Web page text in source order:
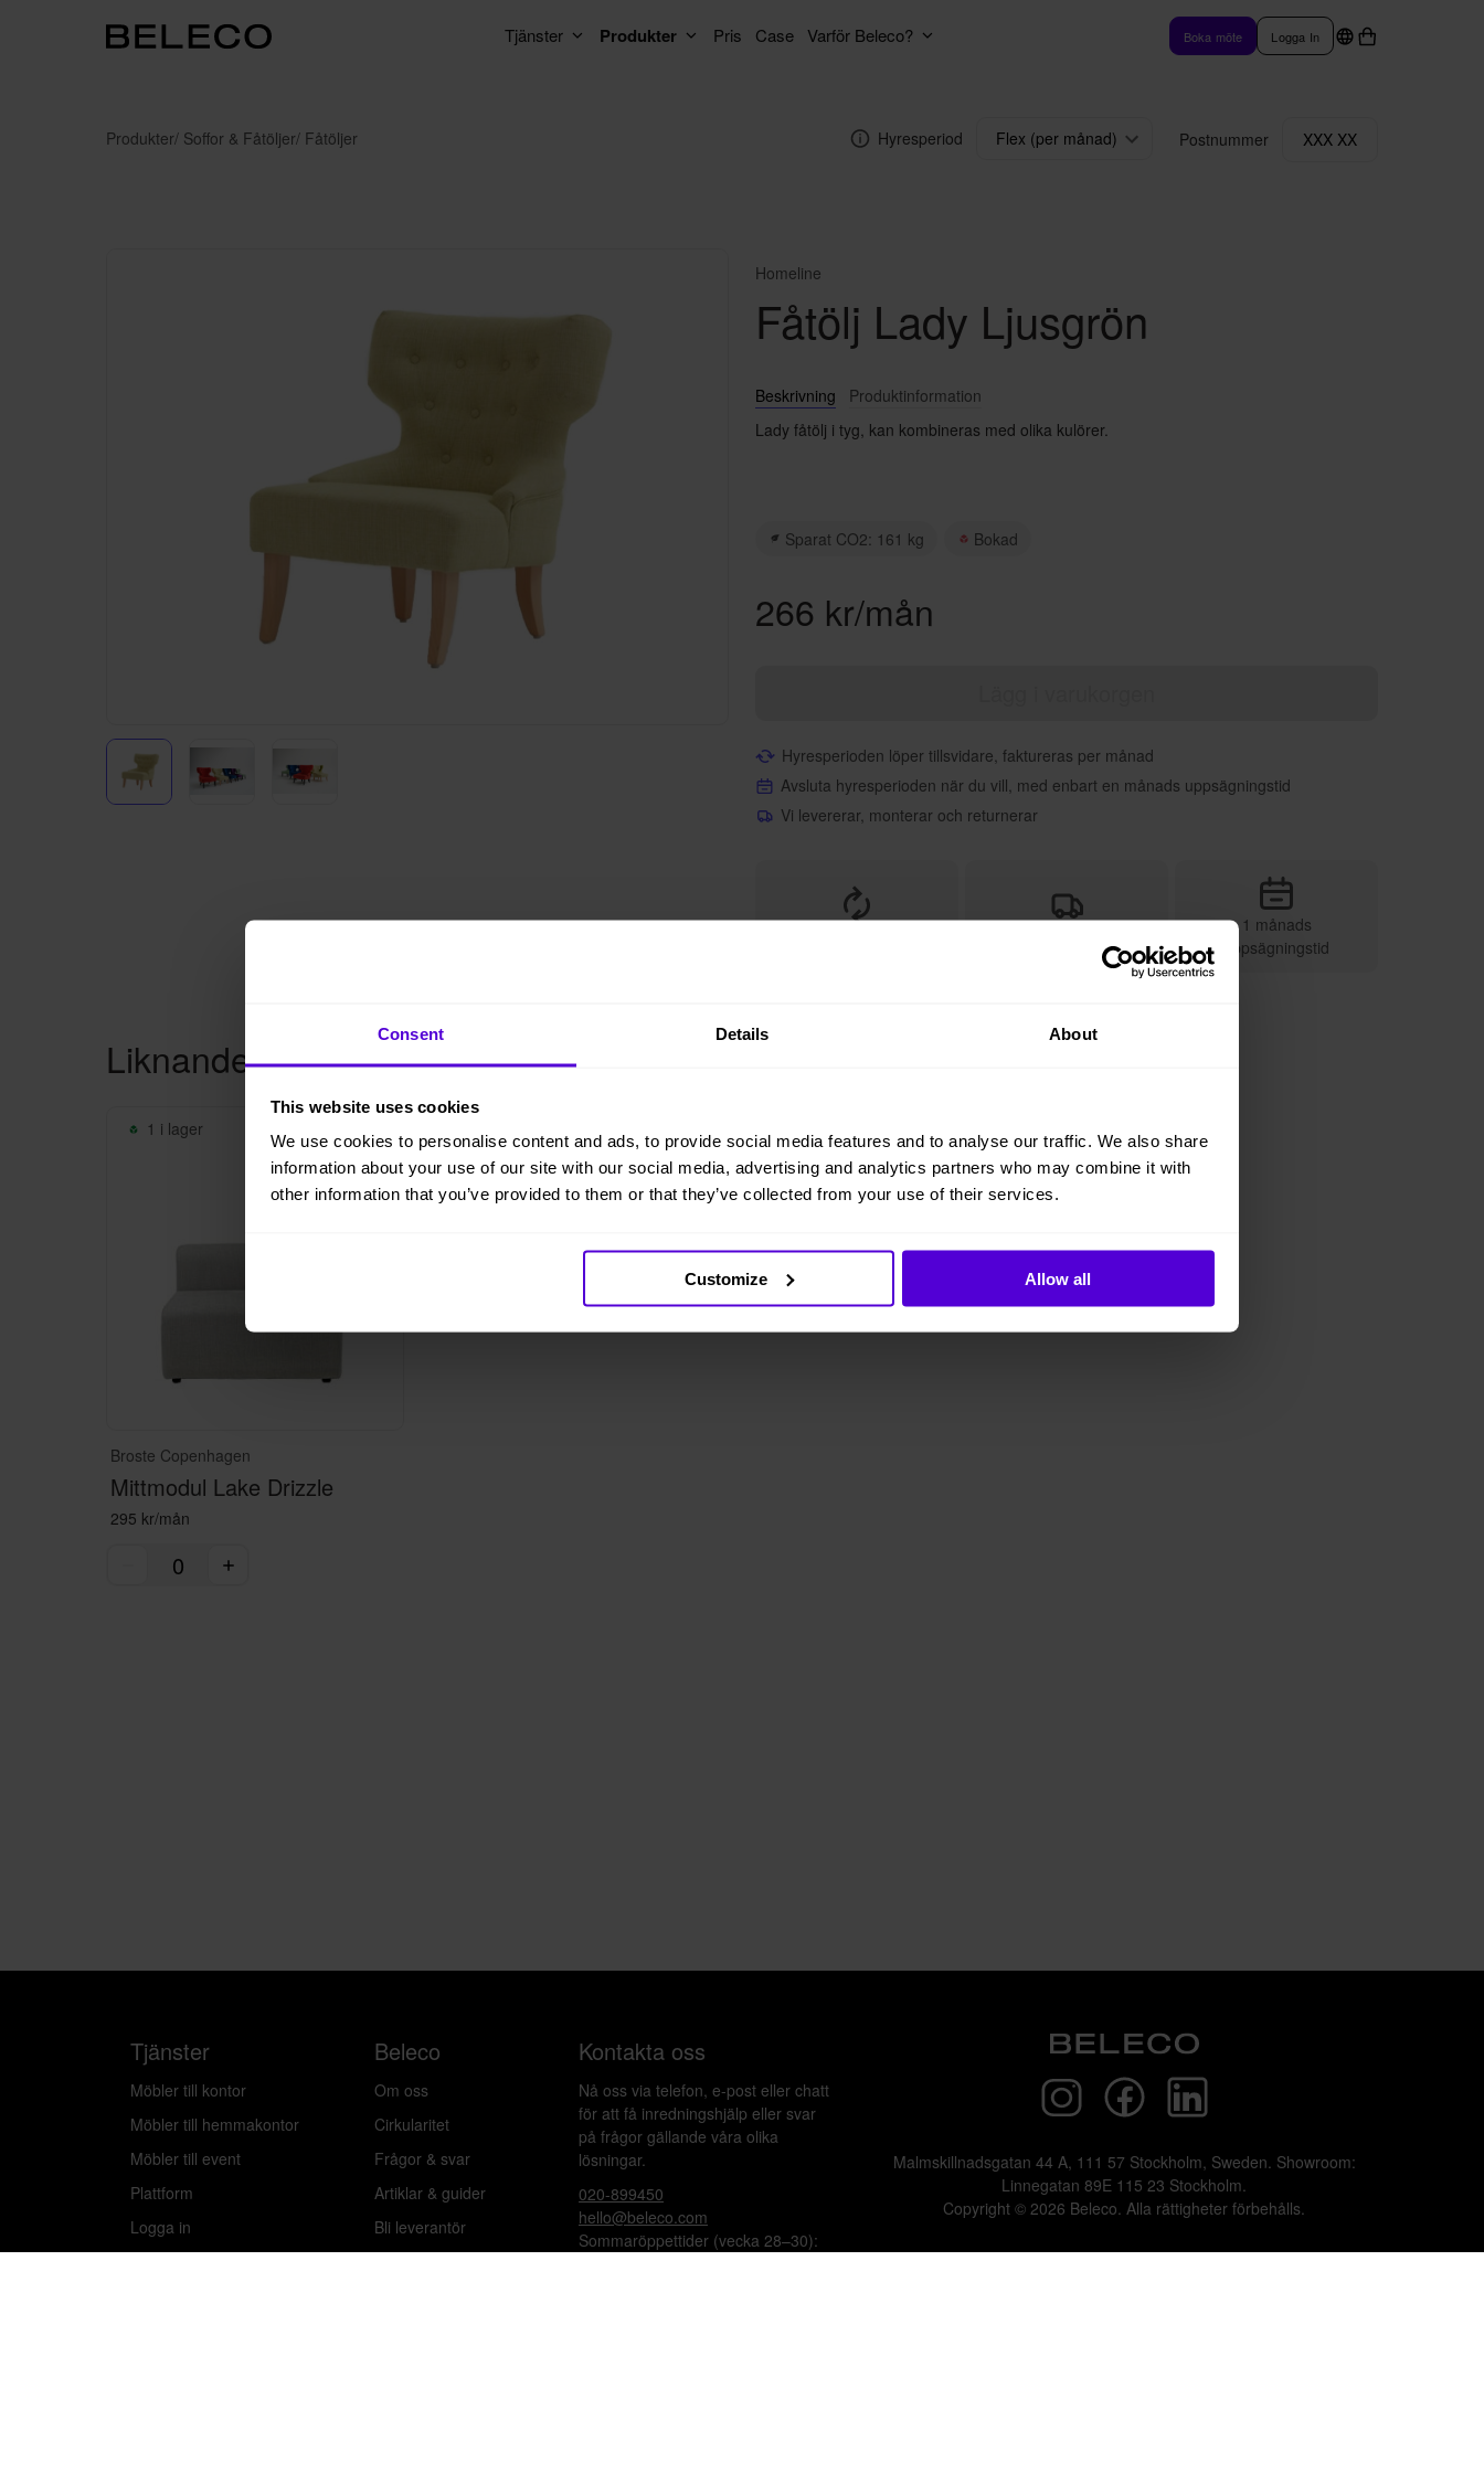
Consent Details About
This website uses cookies
We use cookies to personalise content and ads, to provide social media features and to analyse our traffic. We also share
information about your use of our site with our social media, advertising and analytics partners who may combine it with
other information that you’ve provided to them or that they’ve collected from your use of their services.
Customize Allow all
Tjänster Produkter Pris Case Varför Beleco? Boka möte Logga In
Produkter/ Soffor & Fåtöljer/ Fåtöljer Hyresperiod Flex (per månad) Postnummer XXX XX
Homeline
Fåtölj Lady Ljusgrön
Beskrivning
Produktinformation
Lady fåtölj i tyg, kan kombineras med olika kulörer.
Sparat CO2: 161 kg Bokad
266 kr/mån
Hyresperioden löper tillsvidare, faktureras per månad
Avsluta hyresperioden när du vill, med enbart en månads uppsägningstid
Vi levererar, monterar och returnerar
1 månads
uppsägningstid
Liknande produkter
1 i lager
Broste Copenhagen
Mittmodul Lake Drizzle
295 kr/mån
Tjänster
Möbler till kontor
Möbler till hemmakontor
Möbler till event
Plattform
Logga in
Beleco
Om oss
Cirkularitet
Frågor & svar
Artiklar & guider
Bli leverantör
Kontakta oss
Nå oss via telefon, e-post eller chatt
för att få inredningshjälp eller svar
på frågor gällande våra olika
lösningar.
020-899450
hello@beleco.com
Sommaröppettider (vecka 28–30):
Malmskillnadsgatan 44 A, 111 57 Stockholm, Sweden. Showroom:
Linnegatan 89E 115 23 Stockholm.
Copyright © 2026 Beleco. Alla rättigheter förbehålls.